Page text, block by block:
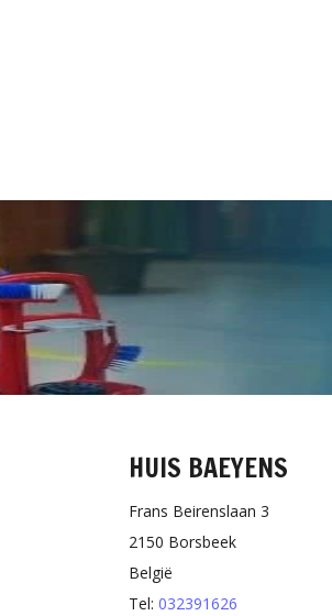
HUIS BAEYENS
Frans Beirenslaan 3
2150 Borsbeek
België
Tel: 032391626